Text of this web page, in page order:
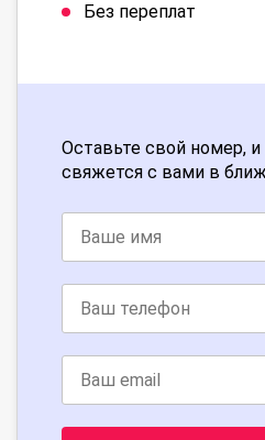
Без переплат
Оставьте свой номер,
свяжется с вами в